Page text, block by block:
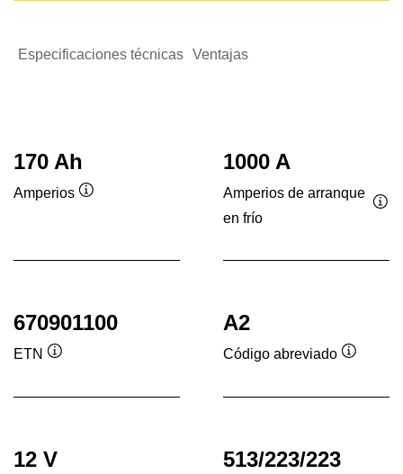
Especificaciones técnicas Ventajas
170 Ah
Amperios
1000 A
Amperios de arranque
en frío
670901100
ETN
herramientas
A2
Código abreviado
12 V 513/223/223